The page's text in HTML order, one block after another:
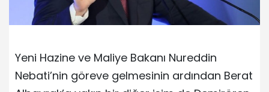
Yeni Hazine ve Maliye Bakanı Nureddin
Nebati’nin göreve gelmesinin ardından Berat